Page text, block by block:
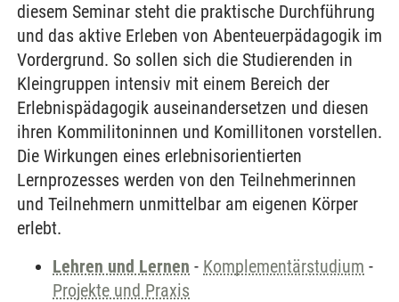
diesem Seminar steht die praktische Durchführung
und das aktive Erleben von Abenteuerpädagogik im
Vordergrund. So sollen sich die Studierenden in
Kleingruppen intensiv mit einem Bereich der
Erlebnispädagogik auseinandersetzen und diesen
ihren Kommilitoninnen und Komillitonen vorstellen.
Die Wirkungen eines erlebnisorientierten
Lernprozesses werden von den Teilnehmerinnen
und Teilnehmern unmittelbar am eigenen Körper
erlebt.
Lehren und Lernen - Komplementärstudium -
Projekte und Praxis